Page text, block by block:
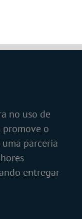
no uso de
o
parceria
entregar